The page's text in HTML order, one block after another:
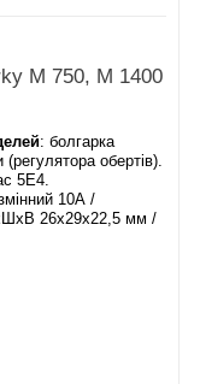
М 750, М 1400
: болгарка
обертів).
5E4.
10А /
26х29х22,5 мм /